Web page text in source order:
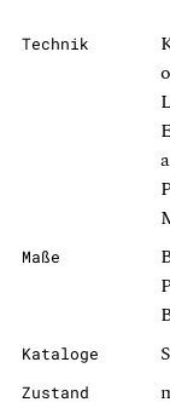
Technik
Maße
Kataloge
Zustand